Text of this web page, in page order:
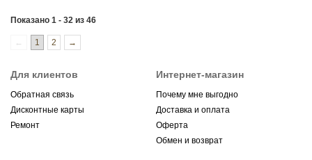
Показано 1 - 32 из 46
← 1 2 →
Для клиентов
Обратная связь
Дисконтные карты
Ремонт
Интернет-магазин
Почему мне выгодно
Доставка и оплата
Оферта
Обмен и возврат